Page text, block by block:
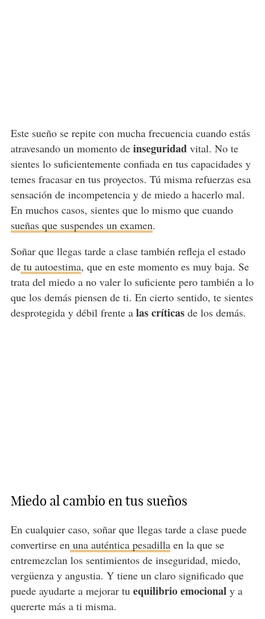
Este sueño se repite con mucha frecuencia cuando estás
atravesando un momento deinseguridad vital. No te
sientes lo suficientemente confiada en tus capacidades y
temes fracasar en tus proyectos. Tú misma refuerzas esa
sensación de incompetencia y de miedo a hacerlo mal.
En muchos casos, sientes que lo mismo que cuando
sueñas que suspendes un examen.
Soñar que llegas tarde a clase también refleja el estado
detu autoestima, que en este momento es muy baja. Se
trata del miedo a no valer lo suficiente pero también a lo
que los demás piensen de ti. En cierto sentido, te sientes
desprotegida y débil frente a las críticasde los demás.
Miedo al cambio en tus sueños
En cualquier caso, soñar que llegas tarde a clase puede
convertirse en una auténtica pesadillaen la que se
entremezclan los sentimientos de inseguridad, miedo,
vergüenza y angustia. Y tiene un claro significado que
puede ayudarte a mejorar tu equilibrio emocional y a
quererte más a ti misma.